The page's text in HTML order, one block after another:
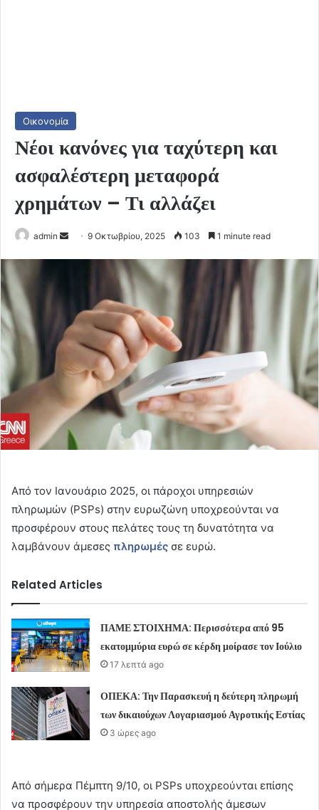
Οικονομία
Νέοι κανόνες για ταχύτερη και
ασφαλέστερη μεταφορά
χρημάτων – Τι αλλάζει
admin
Send9 Οκτωβρίου, 2025 103 1 minute read
Από τον Ιανουάριο 2025, οι πάροχοι υπηρεσιών
πληρωμών (PSPs) στην ευρωζώνη υποχρεούνται να
προσφέρουν στους πελάτες τους τη δυνατότητα να
λαμβάνουν άμεσες πληρωμές σε ευρώ.
Related Articles
ΠΑΜΕ ΣΤΟΙΧΗΜΑ: Περισσότερα από 95
εκατομμύρια ευρώ σε κέρδη μοίρασε τον Ιούλιο
17 λεπτά ago
ΟΠΕΚΑ: Την Παρασκευή η δεύτερη πληρωμή
των δικαιούχων Λογαριασμού Αγροτικής Εστίας
3 ώρες ago
Από σήμερα Πέμπτη 9/10, οι PSPs υποχρεούνται επίσης
να προσφέρουν την υπηρεσία αποστολής άμεσων